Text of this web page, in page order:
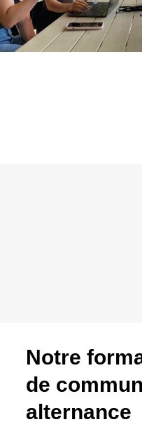
Notre
de
alternance